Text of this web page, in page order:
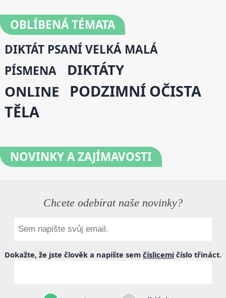
OBLÍBENÁTÉMATA
DIKTÁT PSANÍ VELKÁ MALÁ
PÍSMENA
DIKTÁTY
ONLINE
PODZIMNÍ OČISTA
TĚLA
NOVINKYA ZAJÍMAVOSTI
Chcete odebírat naše novinky?
Dokažte, že jste člověk a napište sem číslicemi číslo třináct.